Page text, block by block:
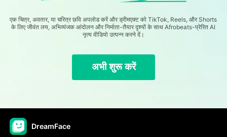
एक चित्र, अवतार, या चरित्र छवि अपलोड करें और ड्रीमएक्ट को TikTok, Reels, और Shorts
के लिए जीवंत लय, अभिव्यंजक आंदोलन और निर्माता-तैयार दृश्यों के साथ Afrobeats-प्रेरित AI
नृत्य वीडियो उत्पन्न करने दें।
अभी शुरू करें
DreamFace